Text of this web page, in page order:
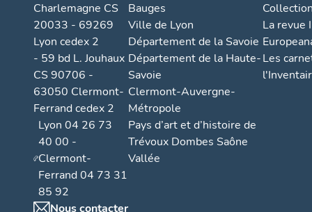
Charlemagne CS
20033 - 69269
Lyon cedex 2
- 59 bd L. Jouhaux
CS 90706 -
63050 Clermont-
Ferrand cedex 2
Lyon 04 26 73
40 00 -
Clermont-
Ferrand 04 73 31
85 92
Nous contacter
Bauges
Ville de Lyon
Département de la Savoie
Département de la Haute-
Savoie
Clermont-Auvergne-
Métropole
Pays d’art et d’histoire de
Trévoux Dombes Saône
Vallée
La revue
Les